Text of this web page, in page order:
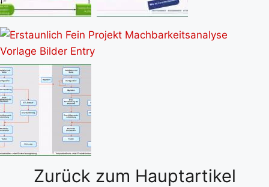
Zurück zum Hauptartikel